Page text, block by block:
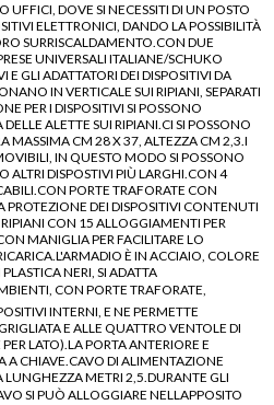
UFFICI, DOVE SI NECESSITI DI UN POSTO
ELETTRONICI, DANDO LA POSSIBILITÀ
SURRISCALDAMENTO.CON DUE
UNIVERSALI ITALIANE/SCHUKO
E GLI ADATTATORI DEI DISPOSITIVI DA
IN VERTICALE SUI RIPIANI, SEPARATI
PER I DISPOSITIVI SI POSSONO
ALETTE SUI RIPIANI.CI SI POSSONO
MASSIMA CM 28 X 37, ALTEZZA CM 2,3.I
IN QUESTO MODO SI POSSONO
DISPOSTIVI PIÙ LARGHI.CON 4
PORTE TRAFORATE CON
PROTEZIONE DEI DISPOSITIVI CONTENUTI
CON 15 ALLOGGIAMENTI PER
MANIGLIA PER FACILITARE LO
È IN ACCIAIO, COLORE
NERI, SI ADATTA
CON PORTE TRAFORATE,
INTERNI, E NE PERMETTE
E ALLE QUATTRO VENTOLE DI
LATO).LA PORTA ANTERIORE E
A CHIAVE.CAVO DI ALIMENTAZIONE
METRI 2,5.DURANTE GLI
SI PUÒ ALLOGGIARE NELLAPPOSITO